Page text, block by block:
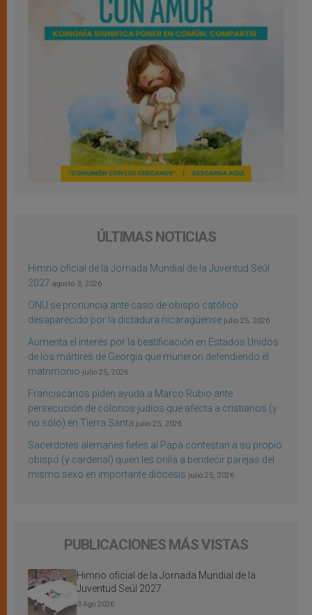
ÚLTIMAS NOTICIAS
Himno oficial de la Jornada Mundial de la Juventud Seúl
2027 agosto 3, 2026
ONU se pronuncia ante caso de obispo católico
desaparecido por la dictadura nicaragüense julio 25, 2026
Aumenta el interés por la beatificación en Estados Unidos
de los mártires de Georgia que murieron defendiendo el
matrimonio julio 25, 2026
Franciscanos piden ayuda a Marco Rubio ante
persecución de colonos judíos que afecta a cristianos (y
no sólo) en Tierra Santa julio 25, 2026
Sacerdotes alemanes fieles al Papa contestan a su propio
obispo (y cardenal) quien les orilla a bendecir parejas del
mismo sexo en importante diócesis julio 25, 2026
PUBLICACIONES MÁS VISTAS
Himno oficial de la Jornada Mundial de la
Juventud Seúl 2027
3 Ago 2026